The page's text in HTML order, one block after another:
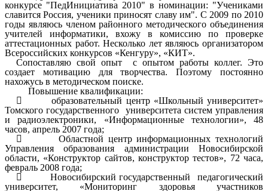
конкурсе "ПедИнициатива 2010" в номинации: "Учениками
славится Россия, ученики приносят славу им". С 2009 по 2010
годы являюсь членом районного методического объединения
учителей информатики, вхожу в комиссию по проверке
аттестационных работ. Несколько лет являюсь организатором
Всероссийских конкурсов «Кенгуру», «КИТ».
Сопоставляю свой опыт с опытом работы коллег. Это
создает мотивацию для творчества. Поэтому постоянно
нахожусь в методическом поиске.
Повышение квалификации:
 образовательный центр «Школьный университет»
Томского государственного университета систем управления
и радиоэлектроники, «Информационные технологии», 48
часов, апрель 2007 года;
 Областной центр информационных технологий
Управления образования администрации Новосибирской
области, «Конструктор сайтов, конструктор тестов», 72 часа,
февраль 2008 года;
 Новосибирский государственный педагогический
университет, «Мониторинг здоровья участников